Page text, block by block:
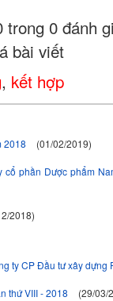
trong 0 đánh
bài viết
, kết hợp
2018
(01/02/2019)
phần Dược phẩm
2018)
ty CP Đầu tư xây dựng
thứ VIII - 2018
(29/03/